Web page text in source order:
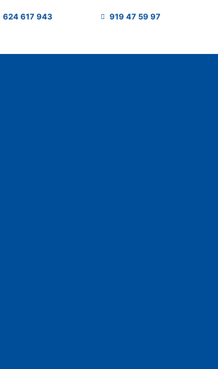
624 617 943 919 47 59 97